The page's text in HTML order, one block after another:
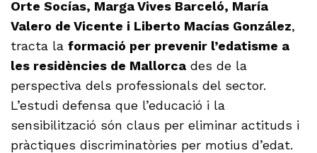
Orte Socías, Marga Vives Barceló, María
Valero de Vicente i Liberto Macías González,
tracta laformació per prevenir l’edatisme a
les residències de Mallorca des de la
perspectiva dels professionals del sector.
L’estudi defensa que l’educació i la
sensibilització són claus per eliminar actituds i
pràctiques discriminatòries per motius d’edat.